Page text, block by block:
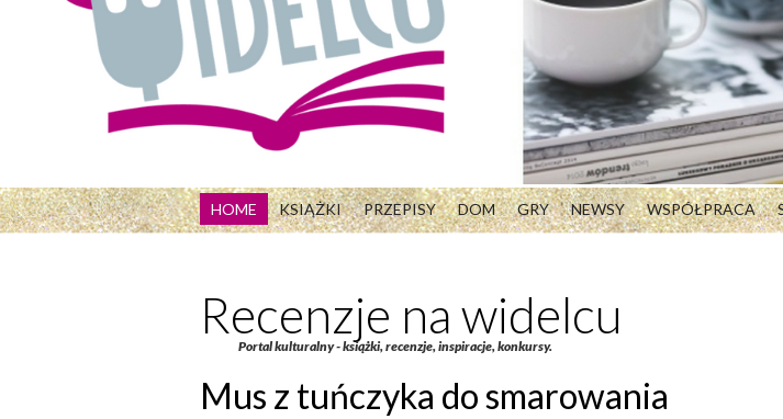
HOME KSIĄŻKI PRZEPISY DOM GRY NEWSY WSPÓŁPRACA
Recenzje na widelcu
Portal kulturalny - książki, recenzje, inspiracje, konkursy.
Mus z tuńczyka do smarowania